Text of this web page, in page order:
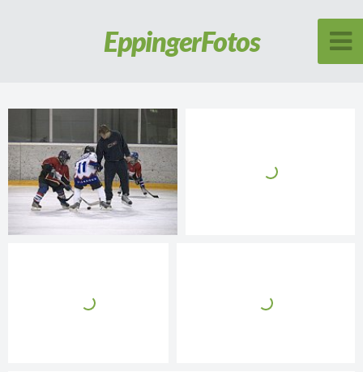
EppingerFotos